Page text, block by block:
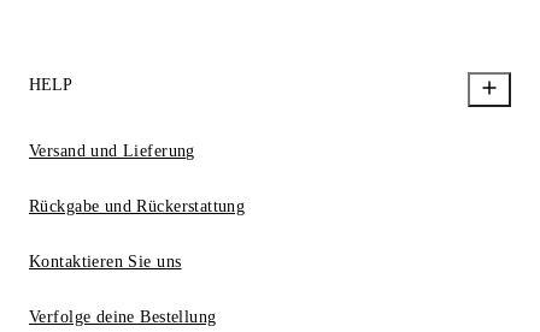
HELP
Versand und Lieferung
Rückgabe und Rückerstattung
Kontaktieren Sie uns
Verfolge deine Bestellung